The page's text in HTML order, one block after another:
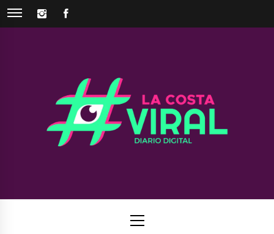
Skip
INSTAGRAM
Viral
Menu